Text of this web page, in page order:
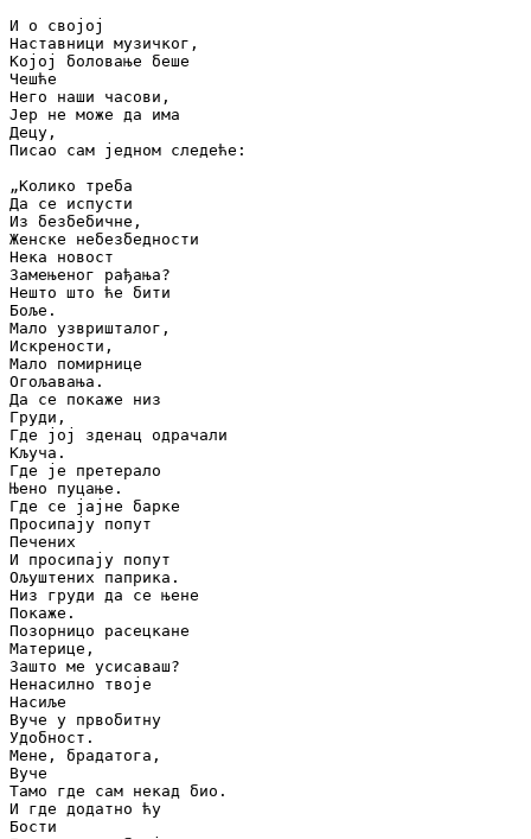
И о својој
Наставници музичког,
Којој боловање беше
Чешће
Него наши часови,
Јер не може да има
Децу,
Писао сам једном следеће:
„Колико треба
Да се испусти
Из безбебичне,
Женске небезбедности
Нека новост
Замењеног рађања?
Нешто што ће бити
Боље.
Мало узвришталог,
Искрености,
Мало помирнице
Огољавања.
Да се покаже низ
Груди,
Где јој зденац одрачали
Кључа.
Где је претерало
Њено пуцање.
Где се јајне барке
Просипају попут
Печених
И просипају попут
Ољуштених паприка.
Низ груди да се њене
Покаже.
Позорницо расецкане
Материце,
Зашто ме усисаваш?
Ненасилно твоје
Насиље
Вуче у првобитну
Удобност.
Мене, брадатога,
Вуче
Тамо где сам некад био.
И где додатно ћу
Бости